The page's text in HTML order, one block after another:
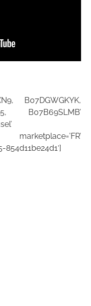
B07DGWGKYK,
B07B69SLMB’